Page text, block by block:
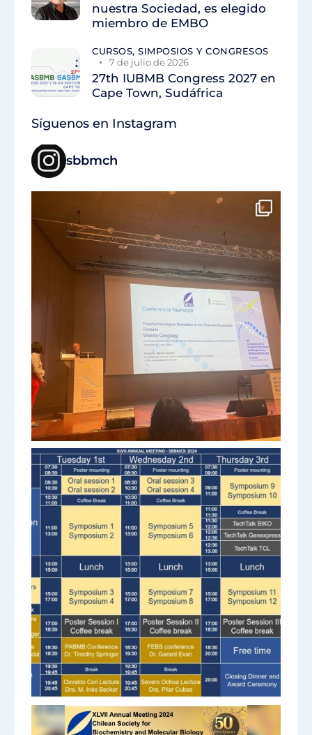
nuestra Sociedad, es elegido
miembro de EMBO
CURSOS, SIMPOSIOS Y CONGRESOS
7 de julio de 2026
27th IUBMB Congress 2027 en
Cape Town, Sudáfrica
Síguenos en Instagram
sbbmch